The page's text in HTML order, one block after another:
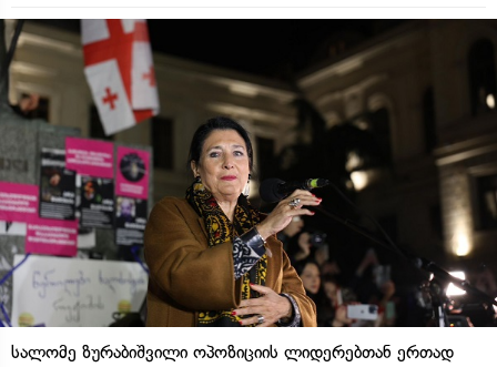
სალომე ზურაბიშვილი ოპოზიციის ლიდერებთან ერთად